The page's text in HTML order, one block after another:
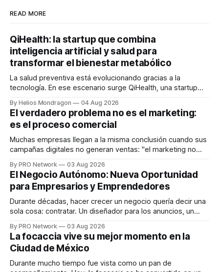
READ MORE
QiHealth: la startup que combina
inteligencia artificial y salud para
transformar el bienestar metabólico
La salud preventiva está evolucionando gracias a la
tecnología. En ese escenario surge QiHealth, una startup
dispositivos inteligentes, inteligencia artificial y monitoreo
en tiempo real para ayudar a las personas a tomar mejores
decisiones sobre su salud metabólica. Su propuesta busca
responder
By Helios Mondragon 04 Aug 2026
El verdadero problema no es el marketing:
es el proceso comercial
Muchas empresas llegan a la misma conclusión cuando sus
campañas digitales no generan ventas: "el marketing no
INTERIUS, el problema suele estar en otro lugar. Durante
una entrevista para el podcast SER PRO, el especialista en
marketing digital explicó que
By PRO Network 03 Aug 2026
El Negocio Autónomo: Nueva Oportunidad
para Empresarios y Emprendedores
Durante décadas, hacer crecer un negocio quería decir una
sola cosa: contratar. Un diseñador para los anuncios, un
para los textos, alguien que supiera de publicidad digital
para encontrar prospectos, un vendedor para atender
llamadas y mensajes, y —con suerte— una persona
By PRO Network 03 Aug 2026
La focaccia vive su mejor momento en la
Ciudad de México
Durante mucho tiempo fue vista como un pan de